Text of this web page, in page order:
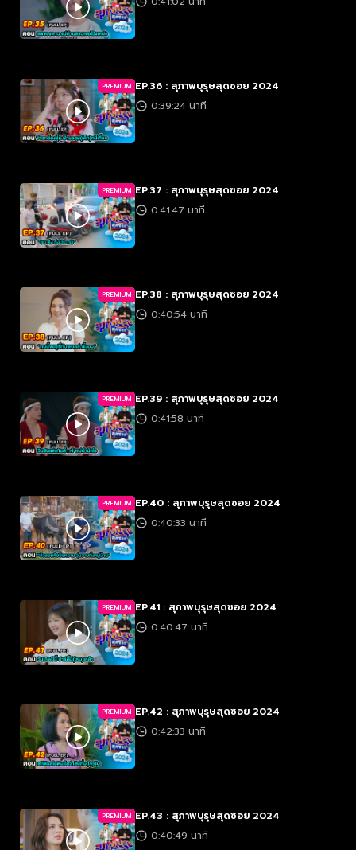
PREMIUM EP.36 : สุภาพบุรุษสุดซอย 2024
0:39:24 นาที
PREMIUM EP.37 : สุภาพบุรุษสุดซอย 2024
0:41:47 นาที
PREMIUM EP.38 : สุภาพบุรุษสุดซอย 2024
0:40:54 นาที
PREMIUM EP.39 : สุภาพบุรุษสุดซอย 2024
0:41:58 นาที
PREMIUM EP.40 : สุภาพบุรุษสุดซอย 2024
0:40:33 นาที
PREMIUM EP.41 : สุภาพบุรุษสุดซอย 2024
0:40:47 นาที
PREMIUM EP.42 : สุภาพบุรุษสุดซอย 2024
0:42:33 นาที
PREMIUM EP.43 : สุภาพบุรุษสุดซอย 2024
0:40:49 นาที